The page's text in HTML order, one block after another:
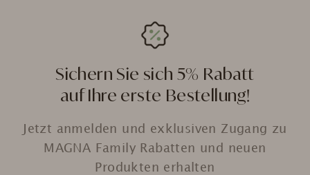
Sichern Sie sich 5% Rabatt
auf Ihre erste Bestellung!
Jetzt anmelden und exklusiven Zugang zu
MAGNA Family Rabatten und neuen
Produkten erhalten